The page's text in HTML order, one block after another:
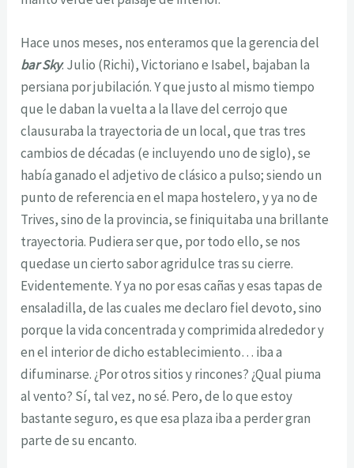
Hace unos meses, nos enteramos que la gerencia del
bar Sky: Julio (Richi), Victoriano e Isabel, bajaban la
persiana por jubilación. Y que justo al mismo tiempo
que le daban la vuelta a la llave del cerrojo que
clausuraba la trayectoria de un local, que tras tres
cambios de décadas (e incluyendo uno de siglo), se
había ganado el adjetivo de clásico a pulso; siendo un
punto de referencia en el mapa hostelero, y ya no de
Trives, sino de la provincia, se finiquitaba una brillante
trayectoria. Pudiera ser que, por todo ello, se nos
quedase un cierto sabor agridulce tras su cierre.
Evidentemente. Y ya no por esas cañas y esas tapas de
ensaladilla, de las cuales me declaro fiel devoto, sino
porque la vida concentrada y comprimida alrededor y
en el interior de dicho establecimiento… iba a
difuminarse. ¿Por otros sitios y rincones? ¿Qual piuma
al vento? Sí, tal vez, no sé. Pero, de lo que estoy
bastante seguro, es que esa plaza iba a perder gran
parte de su encanto.